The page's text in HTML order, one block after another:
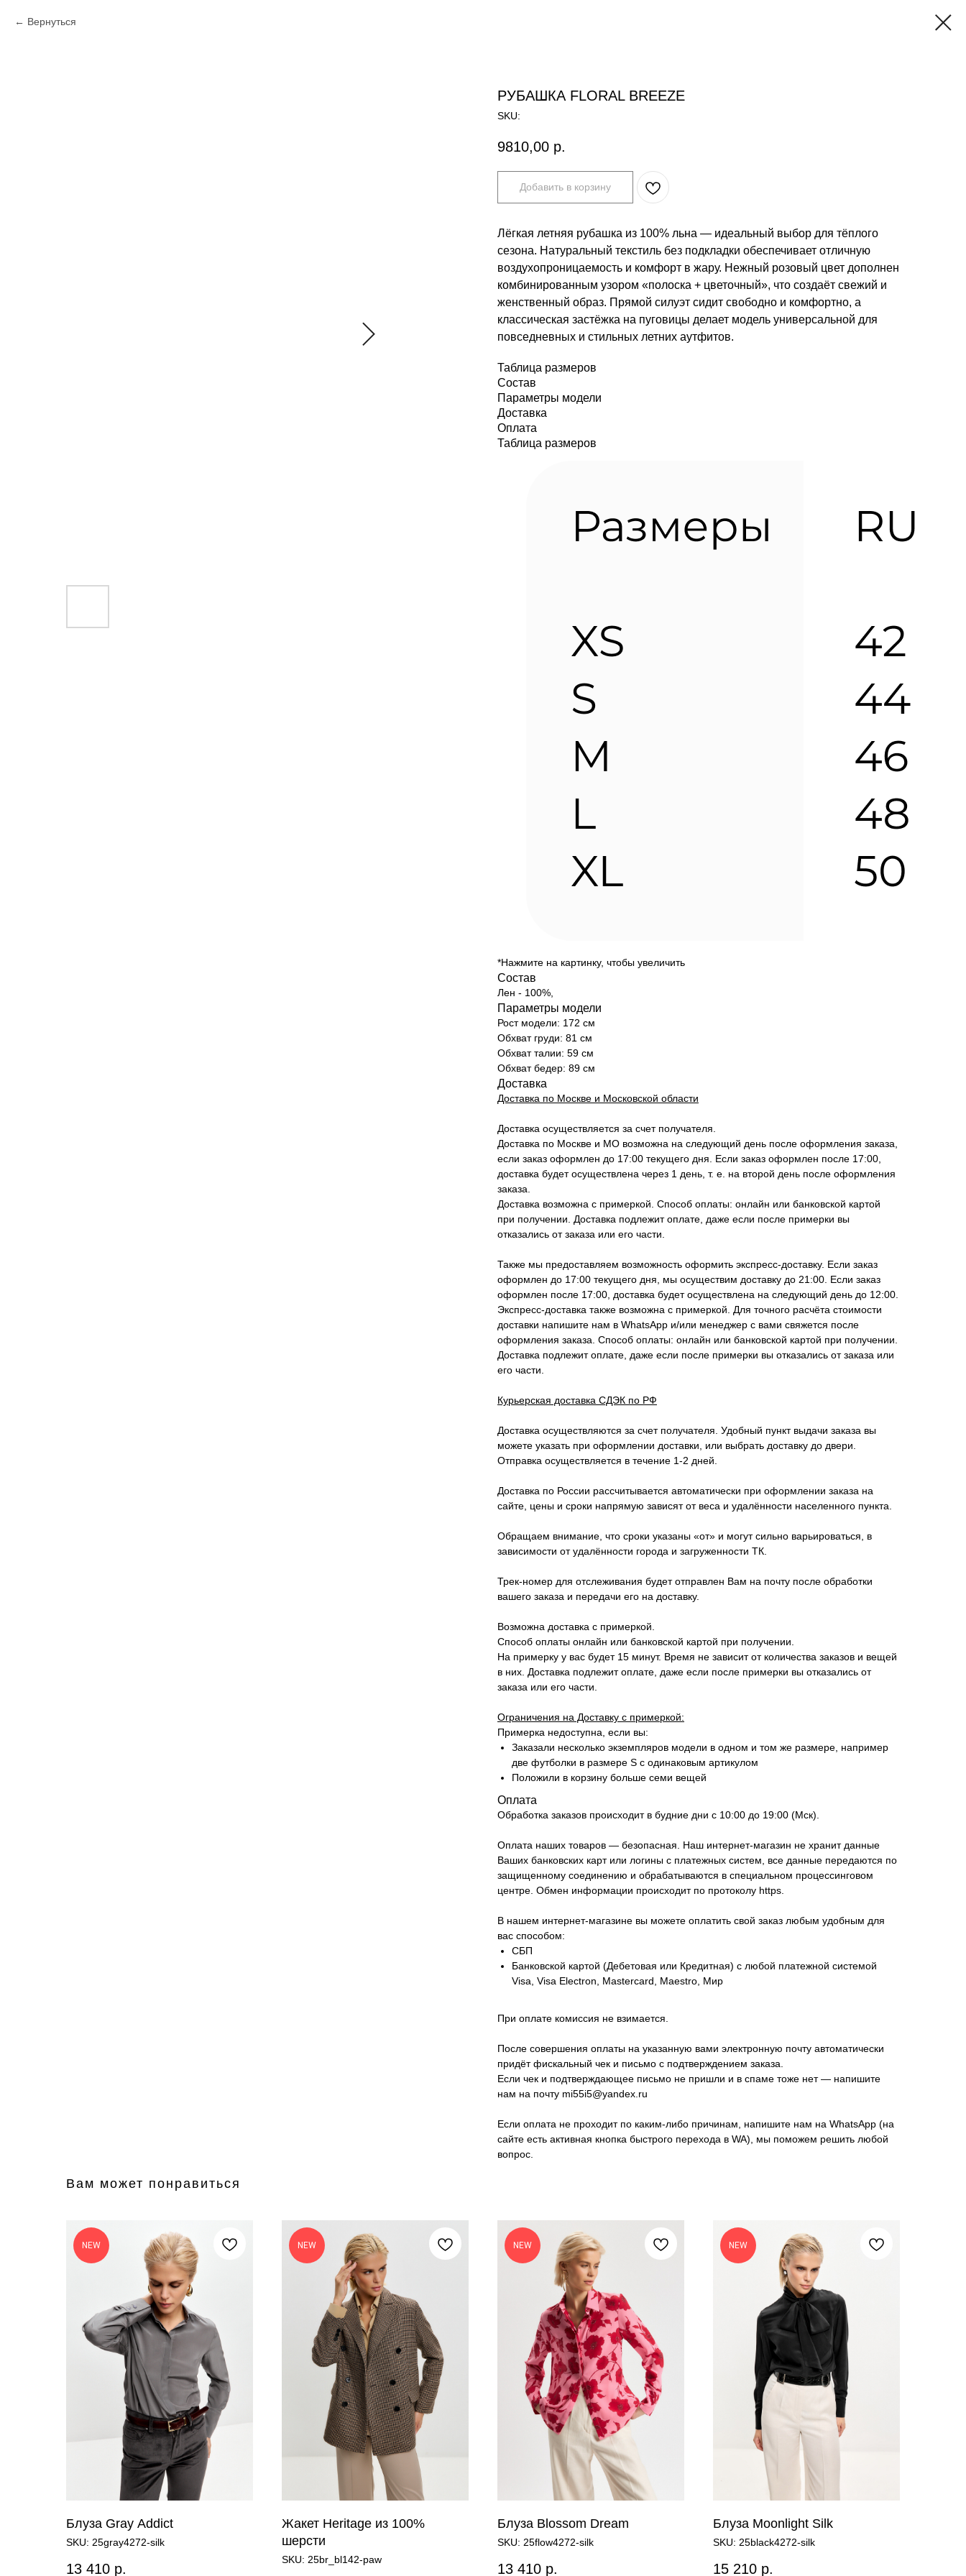
Вернуться
РУБАШКА FLORAL BREEZE
SKU:
9810,00 р.
Добавить в корзину
Лёгкая летняя рубашка из 100% льна — идеальный выбор для тёплого
сезона. Натуральный текстиль без подкладки обеспечивает отличную
воздухопроницаемость и комфорт в жару. Нежный розовый цвет дополнен
комбинированным узором «полоска + цветочный», что создаёт свежий и
женственный образ. Прямой силуэт сидит свободно и комфортно, а
классическая застёжка на пуговицы делает модель универсальной для
повседневных и стильных летних аутфитов.
Таблица размеров
Состав
Параметры модели
Доставка
Оплата
Таблица размеров
*Нажмите на картинку, чтобы увеличить
Состав
Лен - 100%,
Параметры модели
Рост модели: 172 см
Обхват груди: 81 см
Обхват талии: 59 см
Обхват бедер: 89 см
Доставка
Доставка по Москве и Московской области
Доставка осуществляется за счет получателя.
Доставка по Москве и МО возможна на следующий день после оформления заказа,
если заказ оформлен до 17:00 текущего дня. Если заказ оформлен после 17:00,
доставка будет осуществлена через 1 день, т. е. на второй день после оформления
заказа.
Доставка возможна с примеркой. Способ оплаты: онлайн или банковской картой
при получении. Доставка подлежит оплате, даже если после примерки вы
отказались от заказа или его части.
Также мы предоставляем возможность оформить экспресс-доставку. Если заказ
оформлен до 17:00 текущего дня, мы осуществим доставку до 21:00. Если заказ
оформлен после 17:00, доставка будет осуществлена на следующий день до 12:00.
Экспресс-доставка также возможна с примеркой. Для точного расчёта стоимости
доставки напишите нам в WhatsApp и/или менеджер с вами свяжется после
оформления заказа. Способ оплаты: онлайн или банковской картой при получении.
Доставка подлежит оплате, даже если после примерки вы отказались от заказа или
его части.
Курьерская доставка СДЭК по РФ
Доставка осуществляются за счет получателя. Удобный пункт выдачи заказа вы
можете указать при оформлении доставки, или выбрать доставку до двери.
Отправка осуществляется в течение 1-2 дней.
Доставка по России рассчитывается автоматически при оформлении заказа на
сайте, цены и сроки напрямую зависят от веса и удалённости населенного пункта.
Обращаем внимание, что сроки указаны «от» и могут сильно варьироваться, в
зависимости от удалённости города и загруженности ТК.
Трек-номер для отслеживания будет отправлен Вам на почту после обработки
вашего заказа и передачи его на доставку.
Возможна доставка с примеркой.
Способ оплаты онлайн или банковской картой при получении.
На примерку у вас будет 15 минут. Время не зависит от количества заказов и вещей
в них. Доставка подлежит оплате, даже если после примерки вы отказались от
заказа или его части.
Ограничения на Доставку с примеркой:
Примерка недоступна, если вы:
Заказали несколько экземпляров модели в одном и том же размере, например
две футболки в размере S с одинаковым артикулом
Положили в корзину больше семи вещей
Оплата
Обработка заказов происходит в будние дни с 10:00 до 19:00 (Мск).
Оплата наших товаров — безопасная. Наш интернет-магазин не хранит данные
Ваших банковских карт или логины с платежных систем, все данные передаются по
защищенному соединению и обрабатываются в специальном процессинговом
центре. Обмен информации происходит по протоколу https.
В нашем интернет-магазине вы можете оплатить свой заказ любым удобным для
вас способом:
СБП
Банковской картой (Дебетовая или Кредитная) с любой платежной системой
Visa, Visa Electron, Mastercard, Maestro, Мир
При оплате комиссия не взимается.
После совершения оплаты на указанную вами электронную почту автоматически
придёт фискальный чек и письмо с подтверждением заказа.
Если чек и подтверждающее письмо не пришли и в спаме тоже нет — напишите
нам на почту mi55i5@yandex.ru
Если оплата не проходит по каким-либо причинам, напишите нам на WhatsApp (на
сайте есть активная кнопка быстрого перехода в WA), мы поможем решить любой
вопрос.
Вам может понравиться
NEW
Блуза Gray Addict
SKU: 25gray4272-silk
13 410 р.
NEW
Жакет Heritage из 100%
шерсти
SKU: 25br_bl142-paw
NEW
Блуза Blossom Dream
SKU: 25flow4272-silk
13 410 р.
NEW
Блуза Moonlight Silk
SKU: 25black4272-silk
15 210 р.